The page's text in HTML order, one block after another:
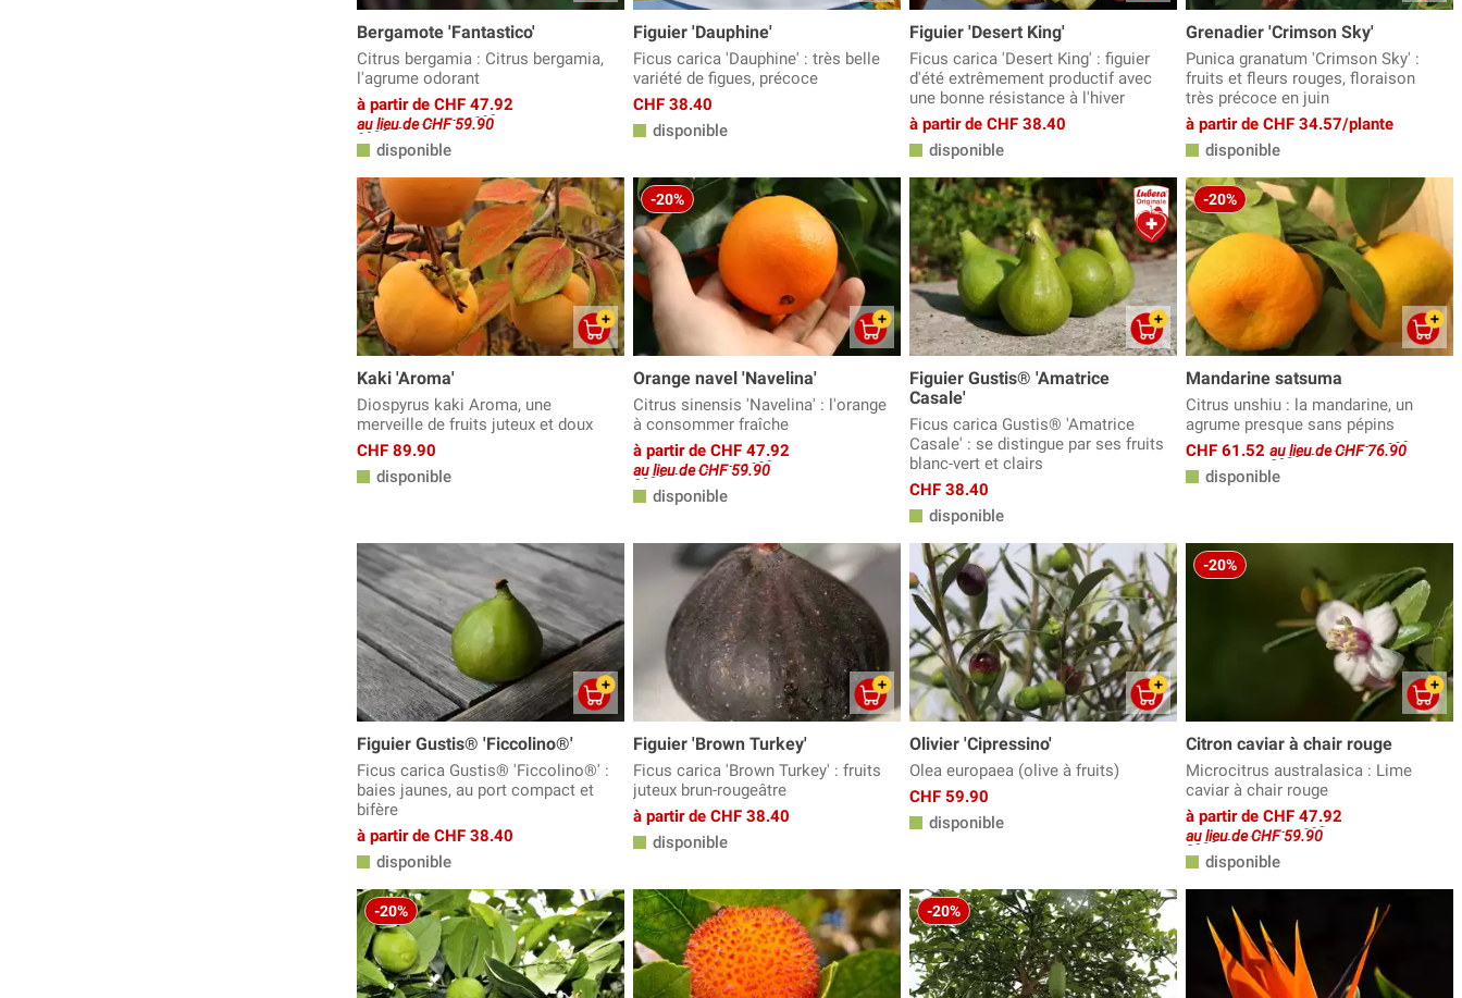
Bergamote 'Fantastico'
Citrus bergamia : Citrus bergamia,
l'agrume odorant
à partir de CHF 47.92
au lieu de CHF 59.90
disponible
Figuier 'Dauphine'
Ficus carica 'Dauphine' : très belle
variété de figues, précoce
CHF 38.40
disponible
Figuier 'Desert King'
Ficus carica 'Desert King' : figuier
d'été extrêmement productif avec
une bonne résistance à l'hiver
à partir de CHF 38.40
disponible
Grenadier 'Crimson Sky'
Punica granatum 'Crimson Sky' :
fruits et fleurs rouges, floraison
très précoce en juin
à partir de CHF 34.57/plante
disponible
Kaki 'Aroma'
Diospyrus kaki Aroma, une
merveille de fruits juteux et doux
CHF 89.90
disponible
-20%
Orange navel 'Navelina'
Citrus sinensis 'Navelina' : l'orange
à consommer fraîche
à partir de CHF 47.92
au lieu de CHF 59.90
disponible
Figuier Gustis® 'Amatrice
Casale'
Ficus carica Gustis® 'Amatrice
Casale' : se distingue par ses fruits
blanc-vert et clairs
CHF 38.40
disponible
-20%
Mandarine satsuma
Citrus unshiu : la mandarine, un
agrume presque sans pépins
CHF 61.52 au lieu de CHF 76.90
disponible
Figuier Gustis® 'Ficcolino®'
Ficus carica Gustis® 'Ficcolino®' :
baies jaunes, au port compact et
bifère
à partir de CHF 38.40
disponible
Figuier 'Brown Turkey'
Ficus carica 'Brown Turkey' : fruits
juteux brun-rougeâtre
à partir de CHF 38.40
disponible
Olivier 'Cipressino'
Olea europaea (olive à fruits)
CHF 59.90
disponible
-20%
Citron caviar à chair rouge
Microcitrus australasica : Lime
caviar à chair rouge
à partir de CHF 47.92
au lieu de CHF 59.90
disponible
-20% -20%